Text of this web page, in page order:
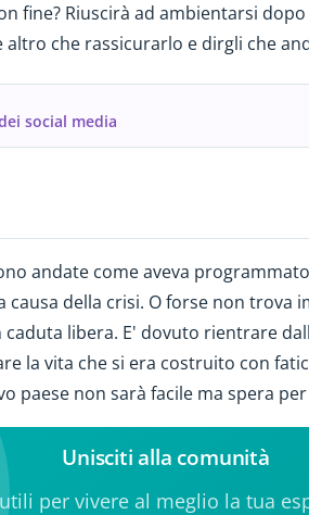
fine? Riuscirà ad ambientarsi
che rassicurarlo e dirgli che
social media
andate come aveva
causa della crisi. O forse non trova
libera. E' dovuto rientrare
la vita che si era costruito con
paese non sarà facile ma spera
Unisciti alla comunità
per vivere al meglio la tua